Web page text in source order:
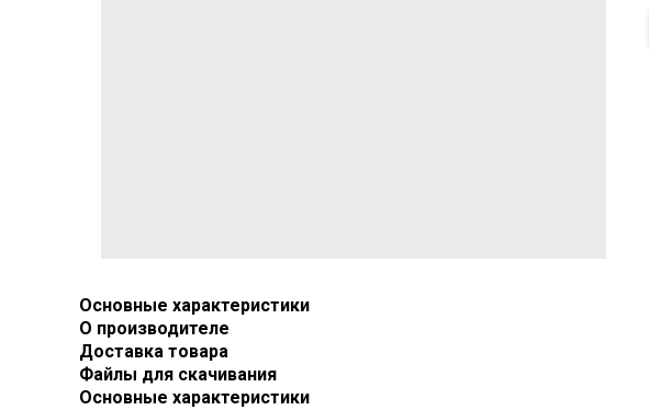
Основные характеристики
О производителе
Доставка товара
Файлы для скачивания
Основные характеристики